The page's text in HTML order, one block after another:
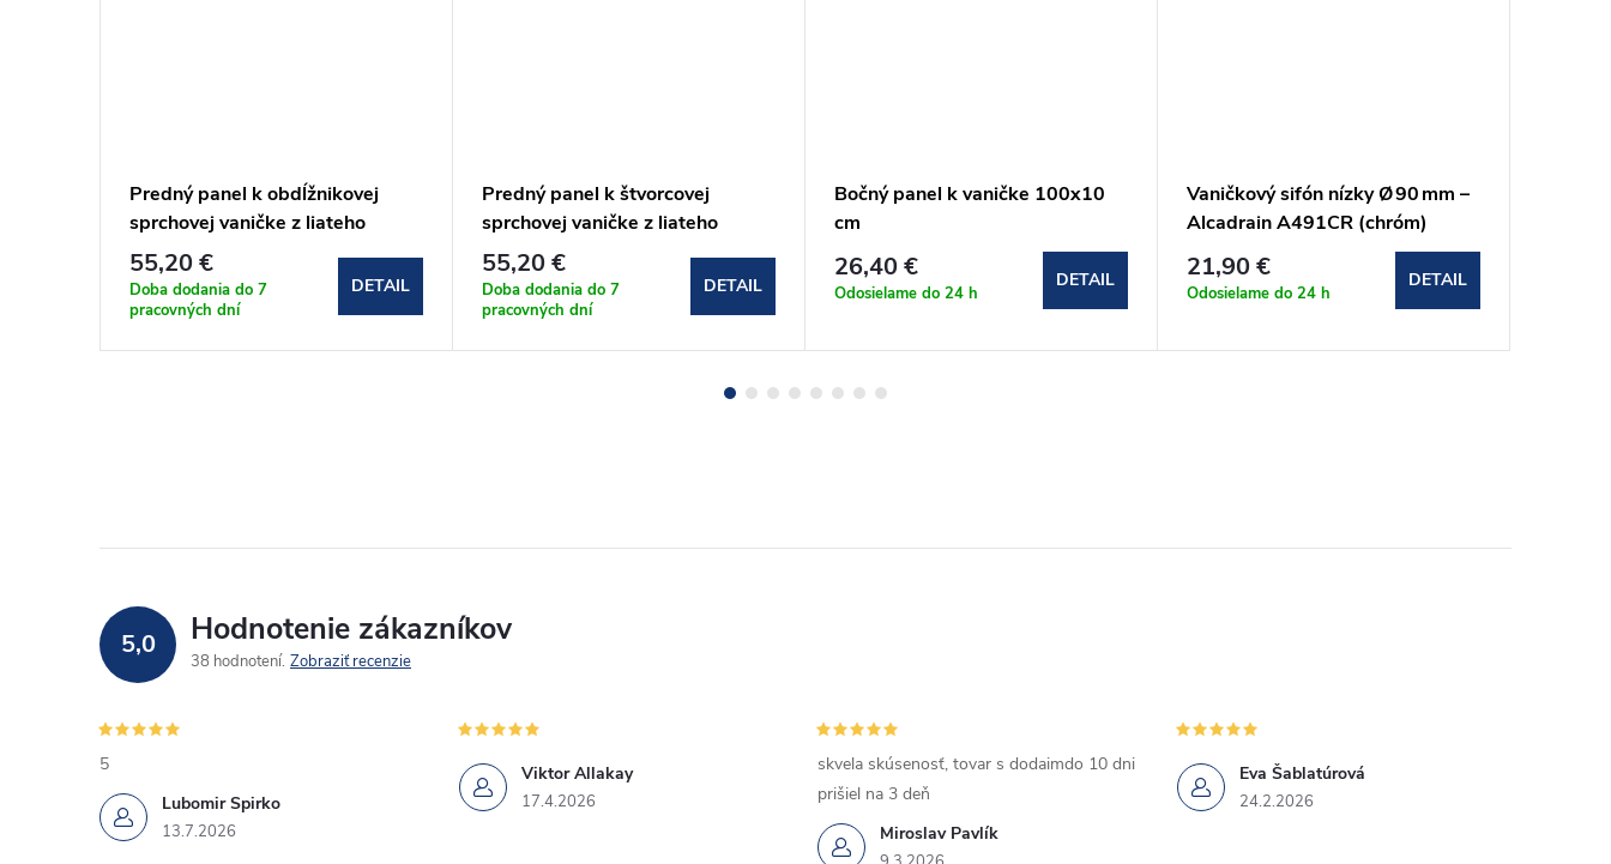
Predný panel k obdĺžnikovej
sprchovej vaničke z liateho
mramoru Sanovo LUNA
55,20 €
Doba dodania do 7
pracovných dní
DETAIL
Predný panel k štvorcovej
sprchovej vaničke z liateho
mramoru Sanovo LUNA
55,20 €
Doba dodania do 7
pracovných dní
DETAIL
Bočný panel k vaničke 100x10
cm
26,40 €
Odosielame do 24 h
DETAIL
Vaničkový sifón nízky Ø 90 mm –
Alcadrain A491CR (chróm)
21,90 €
Odosielame do 24 h
DETAIL
5,0 Hodnotenie zákazníkov
38 hodnotení Zobraziť recenzie
Lubomir Spirko
13.7.2026
5 Viktor Allakay
17.4.2026
Miroslav Pavlík
skvela skúsenosť, tovar s dodaimdo 10 dni
prišiel na 3 deň
Eva Šablatúrová
24.2.2026